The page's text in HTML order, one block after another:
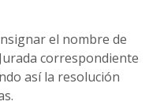
el nombre de
correspondiente
así la resolución